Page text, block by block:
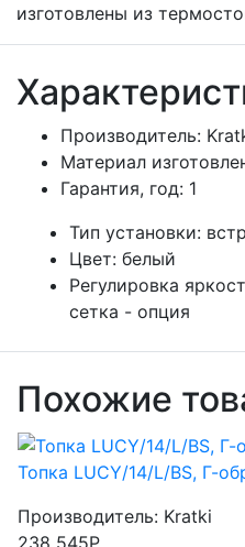
изготовлены из
Производитель:
Материал
Гарантия, год: 1
Тип установки:
Цвет: белый
Регулировка
сетка - опция
Похожие
Топка LUCY/14/L/BS, Г-
Производитель: Kratki
238 545Р